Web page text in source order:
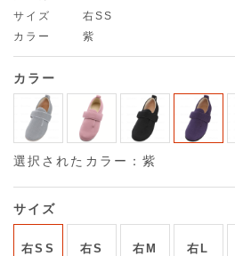
サイズ
右SS
カラー
紫
カラー
選択されたカラー：紫
サイズ
右SS 右S 右M 右L